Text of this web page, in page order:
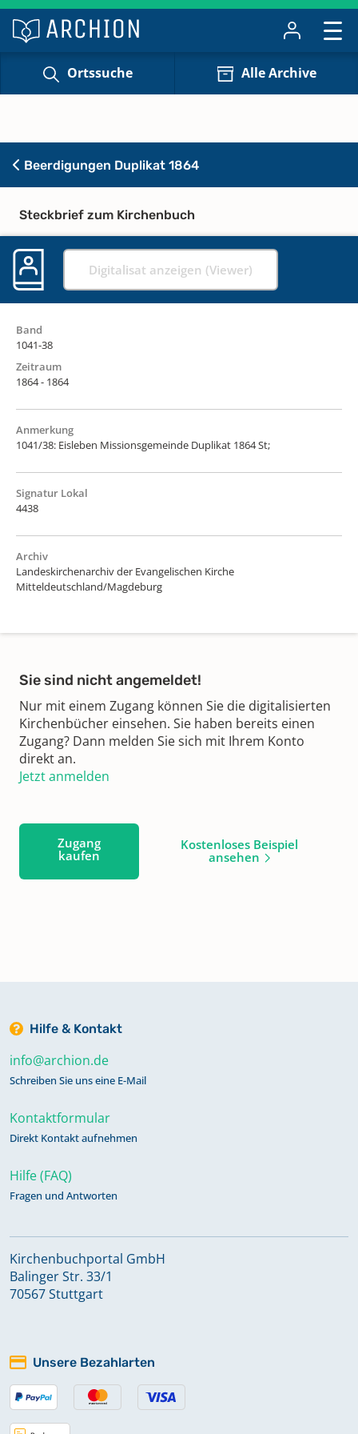
Ortssuche Alle Archive
Beerdigungen Duplikat 1864
Steckbrief zum Kirchenbuch
Digitalisat anzeigen (Viewer)
Band
1041-38
Zeitraum
1864 - 1864
Anmerkung
1041/38: Eisleben Missionsgemeinde Duplikat 1864 St;
Signatur Lokal
4438
Archiv
Landeskirchenarchiv der Evangelischen Kirche
Mitteldeutschland/Magdeburg
Sie sind nicht angemeldet!
Nur mit einem Zugang können Sie die digitalisierten
Kirchenbücher einsehen. Sie haben bereits einen
Zugang? Dann melden Sie sich mit Ihrem Konto
direkt an.
Jetzt anmelden
Zugang
kaufen
Kostenloses Beispiel
ansehen
Hilfe & Kontakt
info@archion.de
Schreiben Sie uns eine E-Mail
Kontaktformular
Direkt Kontakt aufnehmen
Hilfe (FAQ)
Fragen und Antworten
Kirchenbuchportal GmbH
Balinger Str. 33/1
70567 Stuttgart
Unsere Bezahlarten